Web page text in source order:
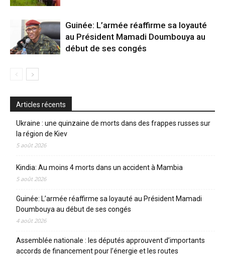
Guinée: L’armée réaffirme sa loyauté
au Président Mamadi Doumbouya au
début de ses congés
Articles récents
Ukraine : une quinzaine de morts dans des frappes russes sur
la région de Kiev
5 août 2026
Kindia: Au moins 4 morts dans un accident à Mambia
5 août 2026
Guinée: L’armée réaffirme sa loyauté au Président Mamadi
Doumbouya au début de ses congés
4 août 2026
Assemblée nationale : les députés approuvent d’importants
accords de financement pour l’énergie et les routes